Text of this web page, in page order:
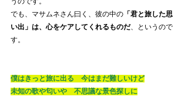
うのです。
でも、マサムネさん曰く、彼の中の 「君と旅した思
い出」は、心をケアしてくれるものだ、というので
す。
僕はきっと旅に出る　今はまだ難しいけど
未知の歌や匂いや　不思議な景色探しに